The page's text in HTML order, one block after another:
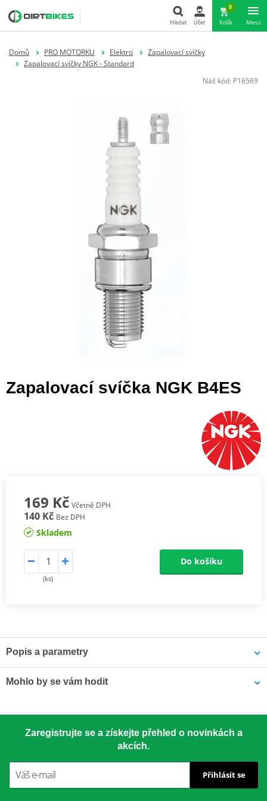
Hledat Účet
0
Košík Menu
Domů PRO MOTORKU Elektro
Zapalovací svíčky
Zapalovací svíčky NGK - Standard
Náš kód: P16569
Zapalovací svíčka NGK B4ES
169 Kč Včetně DPH
140 Kč Bez DPH
Skladem
(ks)
Do košíku
Popis a parametry
navrženou středovou elektrodou s V-drážkou, která zlepšuje
mědi zajišťuje lepší odvod tepla pro spolehlivější starty a nižší
Závity válcované za studena zabraňují poškození závitu a
vzniku křížového závitu v hlavě válců
Třívrstvá povrchová úprava eliminuje nutnost použití pasty
Mohlo by se vám hodit
Zaregistrujte se a získejte přehled o novinkách a
akcích.
Přihlásit se